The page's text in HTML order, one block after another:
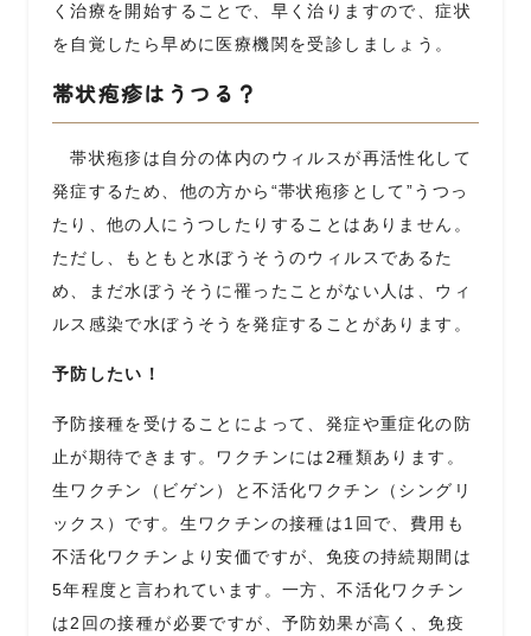
く治療を開始することで、早く治りますので、症状
を自覚したら早めに医療機関を受診しましょう。
帯状疱疹はうつる？
帯状疱疹は自分の体内のウィルスが再活性化して
発症するため、他の方から“帯状疱疹として”うつっ
たり、他の人にうつしたりすることはありません。
ただし、もともと水ぼうそうのウィルスであるた
め、まだ水ぼうそうに罹ったことがない人は、ウィ
ルス感染で水ぼうそうを発症することがあります。
予防したい！
予防接種を受けることによって、発症や重症化の防
止が期待できます。ワクチンには 2種類あります。
生ワクチン（ビゲン）と不活化ワクチン（シングリ
ックス）です。生ワクチンの接種は1 回で、費用も
不活化ワクチンより安価ですが、免疫の持続期間は
5年程度と言われています。一方、不活化ワクチン
は2 回の接種が必要ですが、予防効果が高く、免疫